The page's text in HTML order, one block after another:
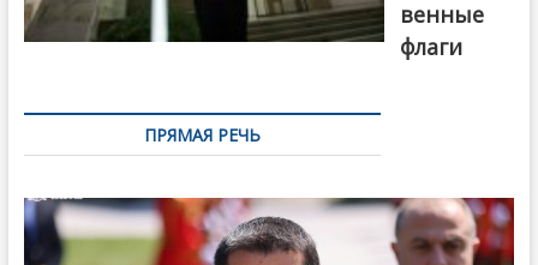
венные
флаги
ПРЯМАЯ РЕЧЬ